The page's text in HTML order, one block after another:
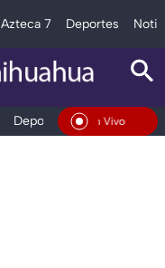
Azteca 7 Deportes
Deportes Espectáculos
En Vivo